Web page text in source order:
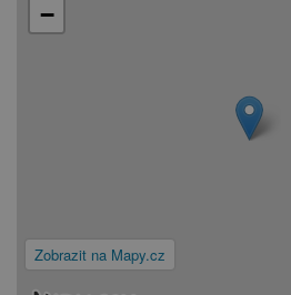
Zobrazit na Mapy.cz
−